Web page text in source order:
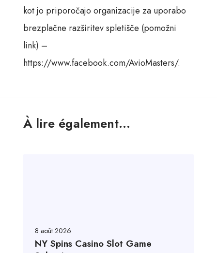
kot jo priporočajo organizacije za uporabo
brezplačne razširitev spletišče (pomožni
link) –
https://www.facebook.com/AvioMasters/.
À lire également...
8 août 2026
NY Spins Casino Slot Game